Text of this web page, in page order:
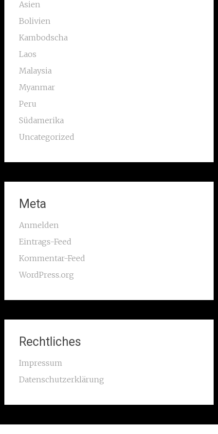
Asien
Bolivien
Kambodscha
Laos
Malaysia
Myanmar
Peru
Südamerika
Uncategorized
Meta
Anmelden
Eintrags-Feed
Kommentar-Feed
WordPress.org
Rechtliches
Impressum
Datenschutzerklärung